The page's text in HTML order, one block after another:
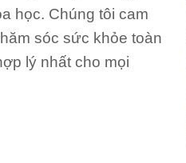
học. Chúng tôi cam
sóc sức khỏe toàn
lý nhất cho mọi